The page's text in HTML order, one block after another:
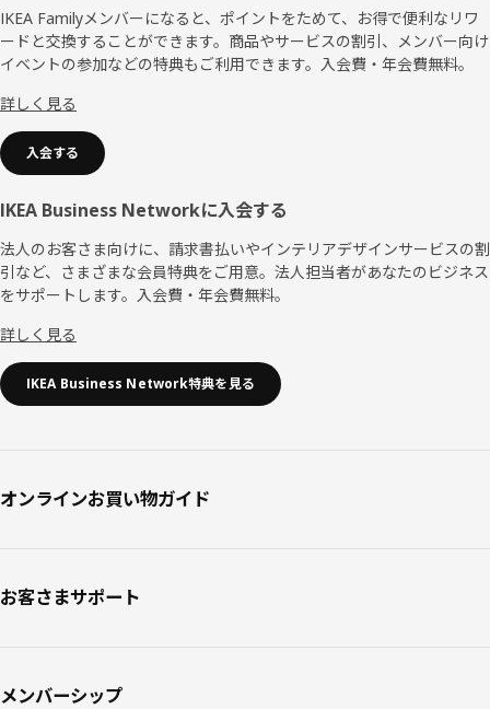
ッ
タ
IKEA Familyメンバーになると、ポイントをためて、お得で便利なリワ
ードと交換することができます。商品やサービスの割引、メンバー向け
イベントの参加などの特典もご利用できます。入会費・年会費無料。
詳しく見る
入会する
IKEA Business Networkに入会する
法人のお客さま向けに、請求書払いやインテリアデザインサービスの割
引など、さまざまな会員特典をご用意。法人担当者があなたのビジネス
をサポートします。入会費・年会費無料。
詳しく見る
IKEA Business Network特典を見る
オンラインお買い物ガイド
お客さまサポート
メンバーシップ